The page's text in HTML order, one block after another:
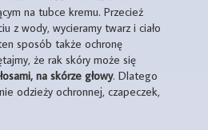
na tubce kremu. Przecież
z wody, wycieramy twarz i ciało
sposób także ochronę
że rak skóry może się
na skórze głowy. Dlatego
odzieży ochronnej, czapeczek,